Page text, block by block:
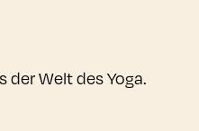
Welt des Yoga.